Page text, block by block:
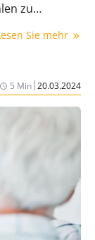
zu
Sie mehr
5 Min|20.03.2024